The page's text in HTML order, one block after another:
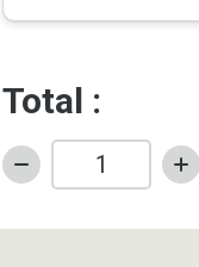
Total :
quantité
Kit